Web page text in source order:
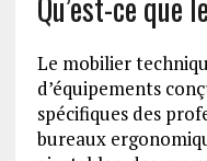
Le mobilier
d’équipements
spécifiques des
bureaux